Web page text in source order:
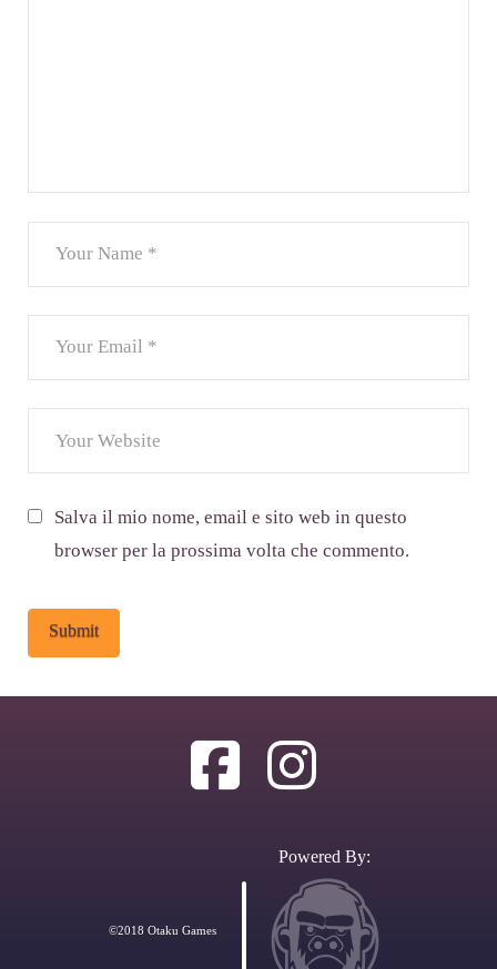
Salva il mio nome, email e sito web in questo
browser per la prossima volta che commento.
©2018 Otaku Games
Powered By: